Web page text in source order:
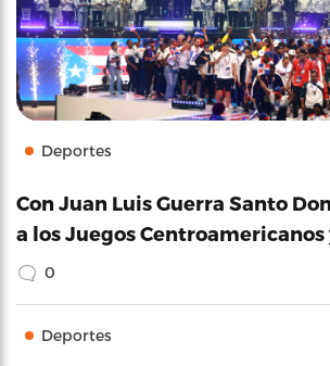
Deportes
Con Juan Luis Guerra Santo
a los Juegos Centroamericanos
0
Deportes